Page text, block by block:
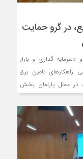
در گرو حمایت‌
گذاری و بازار
راهکارهای تامین برق
در محل پارلمان بخش